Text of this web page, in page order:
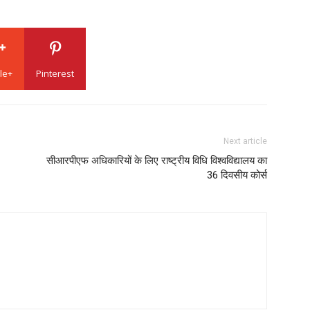
Pinterest
Next article
सीआरपीएफ अधिकारियों के लिए राष्ट्रीय विधि विश्वविद्यालय का
36 दिवसीय कोर्स